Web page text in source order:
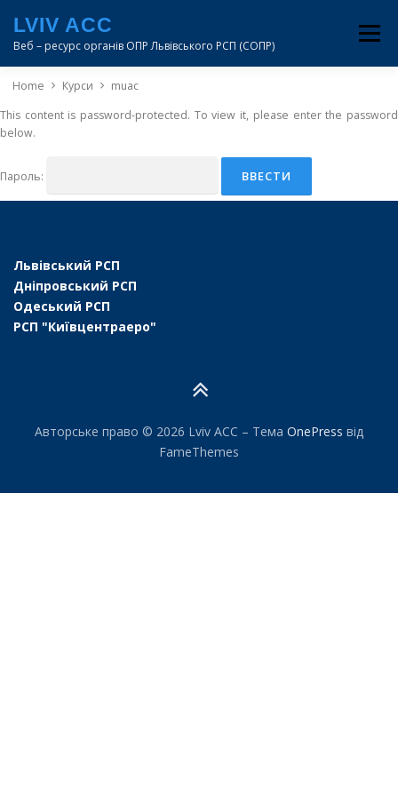
вмісту
LVIV ACC
Веб – ресурс органів ОПР Львівського РСП (СОПР)
Меню
Home Курси
muac
This content is password-protected. To view it, please enter the password
below.
Пароль:
Львівський РСП
Дніпровський РСП
Одеський РСП
РСП "Київцентраеро"
Авторське право © 2026 Lviv ACC – Тема OnePress від
FameThemes